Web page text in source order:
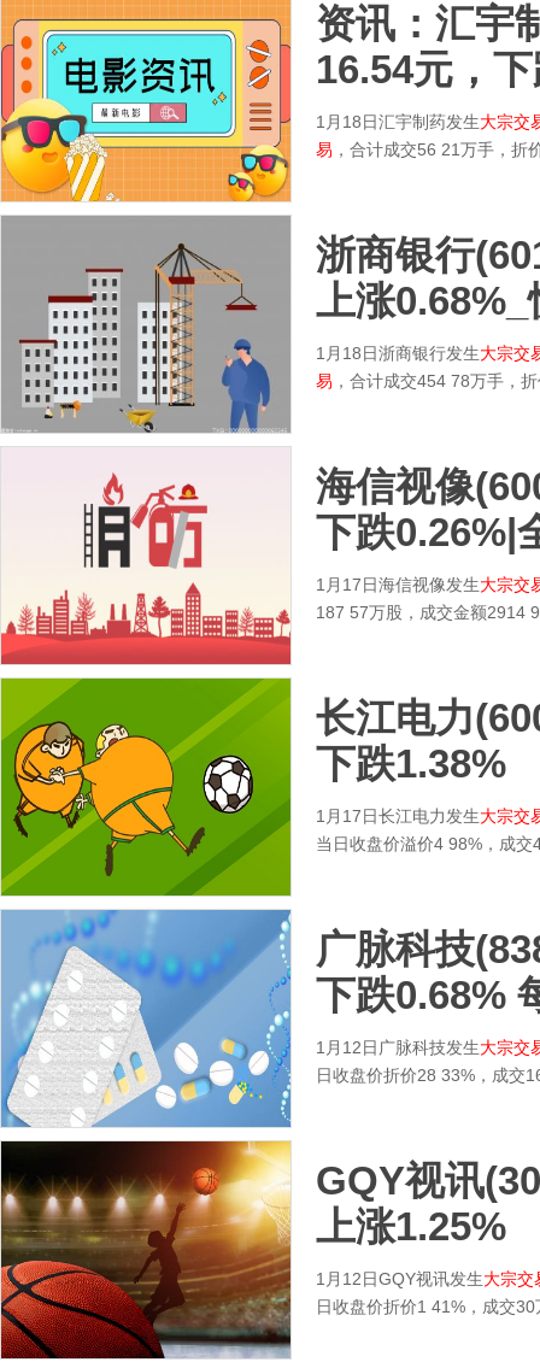
资讯：汇宇
16.54元，
1月18日汇宇制药发生大宗交
易 ，合计成交56 21万手，折
浙商银行
上涨0.68%_
1月18日浙商银行发生大宗交
易 ，合计成交454 78万手，
海信视像
下跌0.26%|
1月17日海信视像发生大宗交
187 57万股，成交金额2914
长江电力
下跌1.38%
1月17日长江电力发生大宗交
当日收盘价溢价4 98%，成
广脉科技
下跌0.68%
1月12日广脉科技发生大宗交
日收盘价折价28 33%，成交
GQY视讯
上涨1.25%
1月12日GQY视讯发生大宗交
日收盘价折价1 41%，成交